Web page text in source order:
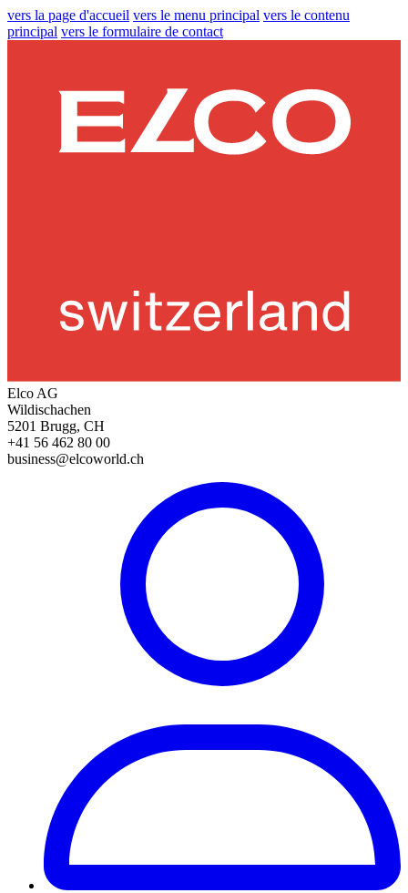
vers la page d'accueil vers le menu principal vers le contenu
principal vers le formulaire de contact
Elco AG
Wildischachen
5201 Brugg, CH
+41 56 462 80 00
business@elcoworld.ch